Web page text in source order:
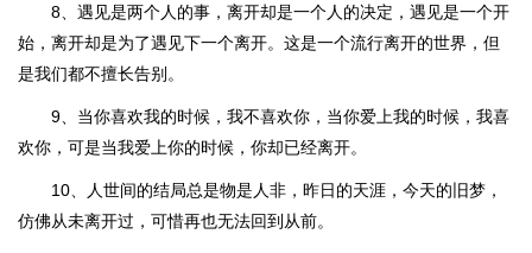
8、遇见是两个人的事，离开却是一个人的决定，遇见是一个开
始，离开却是为了遇见下一个离开。这是一个流行离开的世界，但
是我们都不擅长告别。
9、当你喜欢我的时候，我不喜欢你，当你爱上我的时候，我喜
欢你，可是当我爱上你的时候，你却已经离开。
10、人世间的结局总是物是人非，昨日的天涯，今天的旧梦，
仿佛从未离开过，可惜再也无法回到从前。